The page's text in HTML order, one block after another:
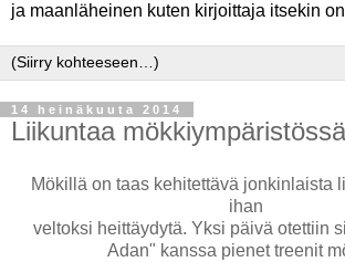
ja maanläheinen kuten kirjoittaja itsekin
14 heinäkuuta 2014
Liikuntaa mökkiympäristössä
Mökillä on taas kehitettävä jonkinlaista
ihan
veltoksi heittäydytä. Yksi päivä otettiin
Adan" kanssa pienet treenit